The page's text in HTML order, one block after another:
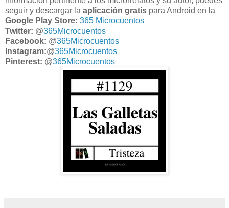
seguir y descargar la aplicación gratis para Android en la
Google Play Store: 365 Microcuentos
Twitter: @365Microcuentos
Facebook: @365Microcuentos
Instagram:@365Microcuentos
Pinterest: @365Microcuentos